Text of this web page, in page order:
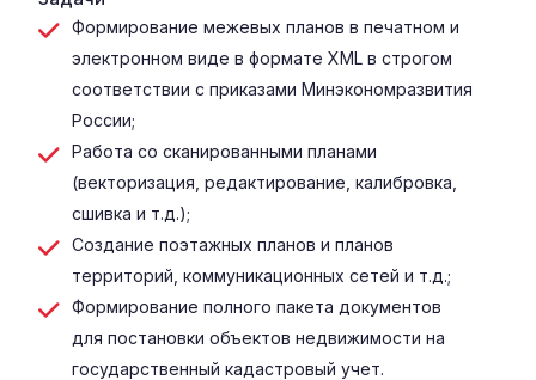
Формирование межевых планов в печатном и
электронном виде в формате XML в строгом
соответствии с приказами Минэкономразвития
России;
Работа со сканированными планами
(векторизация, редактирование, калибровка,
сшивка и т.д.);
Создание поэтажных планов и планов
территорий, коммуникационных сетей и т.д.;
Формирование полного пакета документов
для постановки объектов недвижимости на
государственный кадастровый учет.